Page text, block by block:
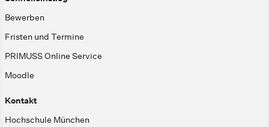
Bewerben
Fristen und Termine
PRIMUSS Online Service
Moodle
Kontakt
Hochschule München